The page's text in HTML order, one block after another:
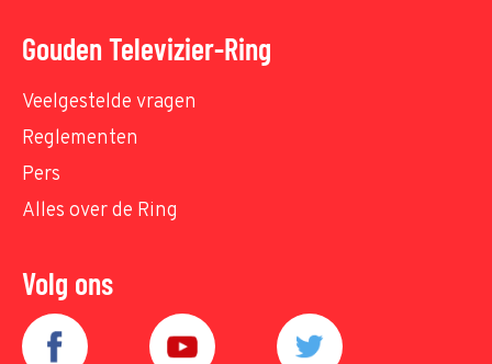
Gouden Televizier-Ring
Veelgestelde vragen
Reglementen
Pers
Alles over de Ring
Volg ons